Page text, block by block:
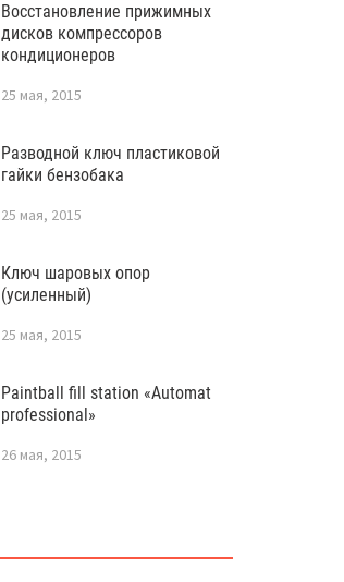
Восстановление прижимных
дисков компрессоров
кондиционеров
25 мая, 2015
Разводной ключ пластиковой
гайки бензобака
25 мая, 2015
Ключ шаровых опор
(усиленный)
25 мая, 2015
Paintball fill station «Automat
professional»
26 мая, 2015